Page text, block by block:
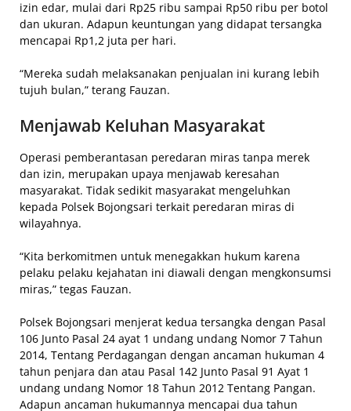
izin edar, mulai dari Rp25 ribu sampai Rp50 ribu per botol
dan ukuran. Adapun keuntungan yang didapat tersangka
mencapai Rp1,2 juta per hari.
“Mereka sudah melaksanakan penjualan ini kurang lebih
tujuh bulan,” terang Fauzan.
Menjawab Keluhan Masyarakat
Operasi pemberantasan peredaran miras tanpa merek
dan izin, merupakan upaya menjawab keresahan
masyarakat. Tidak sedikit masyarakat mengeluhkan
kepada Polsek Bojongsari terkait peredaran miras di
wilayahnya.
“Kita berkomitmen untuk menegakkan hukum karena
pelaku pelaku kejahatan ini diawali dengan mengkonsumsi
miras,” tegas Fauzan.
Polsek Bojongsari menjerat kedua tersangka dengan Pasal
106 Junto Pasal 24 ayat 1 undang undang Nomor 7 Tahun
2014, Tentang Perdagangan dengan ancaman hukuman 4
tahun penjara dan atau Pasal 142 Junto Pasal 91 Ayat 1
undang undang Nomor 18 Tahun 2012 Tentang Pangan.
Adapun ancaman hukumannya mencapai dua tahun